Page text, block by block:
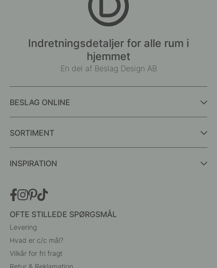
Indretningsdetaljer for alle rum i
hjemmet
En del af Beslag Design AB
BESLAG ONLINE
SORTIMENT
INSPIRATION
OFTE STILLEDE SPØRGSMÅL
Levering
Hvad er c/c mål?
Vilkår for fri fragt